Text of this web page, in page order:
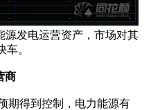
发电运营资产，市场对其
。
商
得到控制，电力能源有